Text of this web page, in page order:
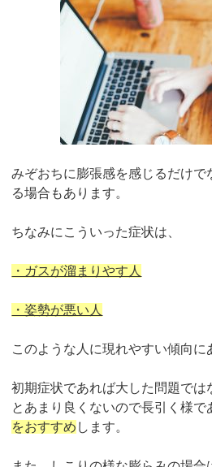
みぞおちに膨張感を感じるだけで
る場合もあります。
ちなみにこういった症状は、
・ガスが溜まりやす人
・姿勢が悪い人
このような人に現れやすい傾向に
初期症状であれば大した問題では
とあまり良くないので長引く様で
をおすすめ します。